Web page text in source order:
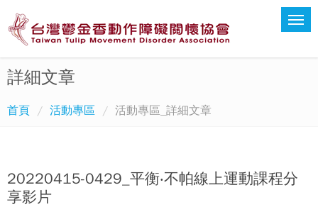
詳細文章
首頁 活動專區 活動專區_詳細文章
20220415-0429_平衡‧不帕線上運動課程分
享影片